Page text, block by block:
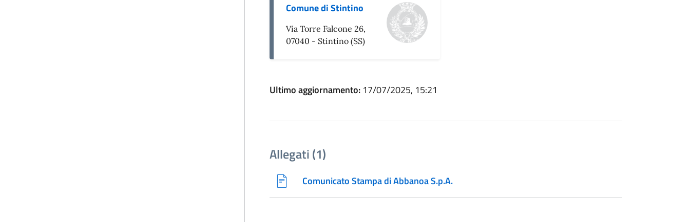
Comune di Stintino
Via Torre Falcone 26,
07040 - Stintino (SS)
Ultimo aggiornamento: 17/07/2025, 15:21
Allegati (1)
Comunicato Stampa di Abbanoa S.p.A.